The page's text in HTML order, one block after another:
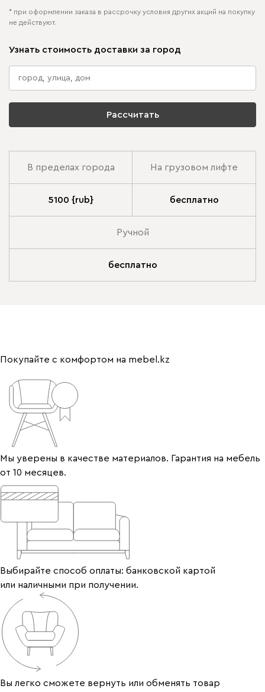
* при оформлении заказа в рассрочку условия других акций на покупку
не действуют.
Узнать стоимость доставки за город
Рассчитать
В пределах города На грузовом лифте
5100 {rub} бесплатно
Ручной
бесплатно
Покупайте с комфортом на mebel.kz
Мы уверены в качестве материалов. Гарантия на мебель
от 10 месяцев.
Выбирайте способ оплаты: банковской картой
или наличными при получении.
Вы легко сможете вернуть или обменять товар